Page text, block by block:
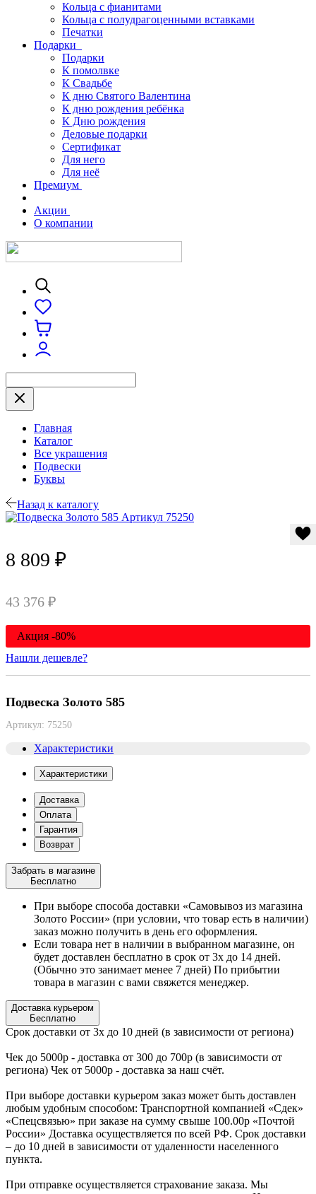
Кольца с фианитами
Кольца с полудрагоценными вставками
Печатки
Подарки
Подарки
К помолвке
К Свадьбе
К дню Святого Валентина
К дню рождения ребёнка
К Дню рождения
Деловые подарки
Сертификат
Для него
Для неё
Премиум
Акции
О компании
Главная
Каталог
Все украшения
Подвески
Буквы
Назад к каталогу
8 809 ₽
43 376 ₽
Акция -80%
Нашли дешевле?
Подвеска Золото 585
Артикул: 75250
Характеристики
Характеристики
Доставка
Оплата
Гарантия
Возврат
Забрать в магазине
Бесплатно
При выборе способа доставки «Самовывоз из магазина
Золото России» (при условии, что товар есть в наличии)
заказ можно получить в день его оформления.
Если товара нет в наличии в выбранном магазине, он
будет доставлен бесплатно в срок от 3х до 14 дней.
(Обычно это занимает менее 7 дней) По прибытии
товара в магазин с вами свяжется менеджер.
Доставка курьером
Бесплатно
Срок доставки от 3х до 10 дней (в зависимости от региона)
Чек до 5000р - доставка от 300 до 700р (в зависимости от
региона) Чек от 5000р - доставка за наш счёт.
При выборе доставки курьером заказ может быть доставлен
любым удобным способом: Транспортной компанией «Сдек»
«Спецсвязью» при заказе на сумму свыше 100.00р «Почтой
России» Доставка осуществляется по всей РФ. Срок доставки
– до 10 дней в зависимости от удаленности населенного
пункта.
При отправке осуществляется страхование заказа. Мы